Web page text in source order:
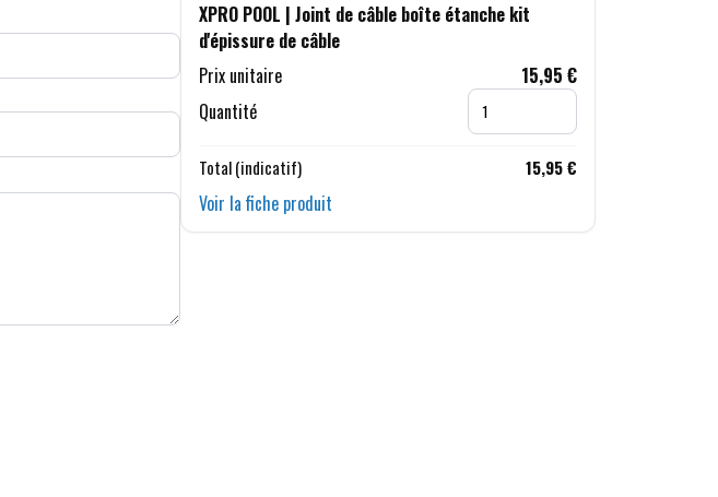
XPRO POOL | Joint de câble boîte étanche kit
d'épissure de câble
Prix unitaire
15,95 €
Quantité
Total (indicatif) 15,95 €
Voir la fiche produit